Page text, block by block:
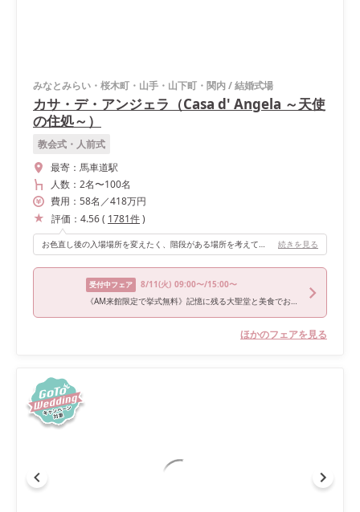
みなとみらい・桜木町・山手・山下町・関内/結婚式場
カサ・デ・アンジェラ（Casa d' Angela ～天使
の住処～）
教会式・人前式
最寄： 馬車道駅
人数： 2名〜100名
費用： 58名 ／418万円
評価： 4.56( 1781件)
お色直し後の入場場所を変えたく、階段がある場所を考えていました。 入場の時、上から見下ろす形にはなってしまいますが、来てくださったゲストの皆様みんなの事を見ることの出来る階段の踊り場からの景色は最高でした！ 続きを見る
受付中フェア 8/11(火) 09:00〜/15:00〜
《AM来館限定で挙式無料》記憶に残る大聖堂と美食でおもてなし！黒毛和牛4万試食で神奈川県料理ランキング1位の実力を体験＊
ほかのフェアを見る